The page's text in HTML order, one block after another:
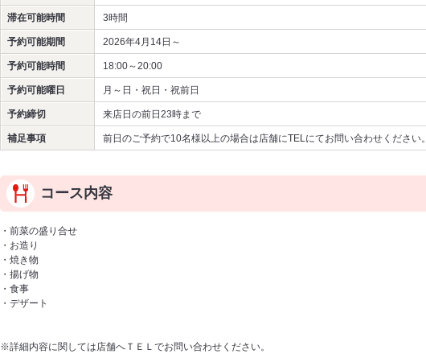
滞在可能時間 3時間
予約可能期間 2026年4月14日～
予約可能時間 18:00～20:00
予約可能曜日 月～日・祝日・祝前日
予約締切 来店日の前日23時まで
補足事項 前日のご予約で10名様以上の場合は店舗にTELにてお問い合わせください。
コース内容
・前菜の盛り合せ
・お造り
・焼き物
・揚げ物
・食事
・デザート
※詳細内容に関しては店舗へＴＥＬでお問い合わせください。